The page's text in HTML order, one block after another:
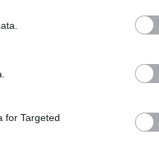
for Targeted
gjennomført «Puss fra første